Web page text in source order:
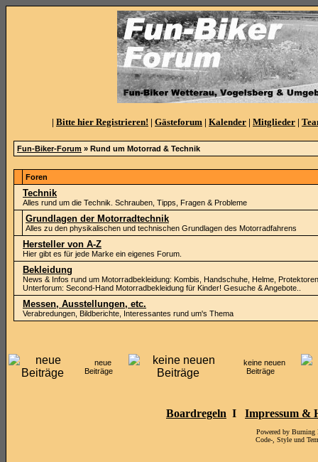
| Bitte hier Registrieren! | Gästeforum | Kalender | Mitglieder |
Fun-Biker-Forum » Rund um Motorrad & Technik
Foren
Technik
Alles rund um die Technik. Schrauben, Tipps, Fragen & Probleme
Grundlagen der Motorradtechnik
Alles zu den physikalischen und technischen Grundlagen des Motorradfahrens
Hersteller von A-Z
Hier gibt es für jede Marke ein eigenes Forum.
Bekleidung
News & Infos rund um Motorradbekleidung: Kombis, Handschuhe, Helme,
Unterforum: Second-Hand Motorradbekleidung für Kinder! Gesuche & Angebote..
Messen, Ausstellungen, etc.
Verabredungen, Bildberichte, Interessantes rund um's Thema
neue
Beiträge
keine neuen
Beiträge
Boardregeln I Impressum &
Powered by
Code-, Style und